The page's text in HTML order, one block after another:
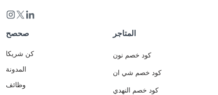
صحصح
كن شريكا
المدونة
وظائف
المتاجر
كود خصم نون
كود خصم شي ان
كود خصم النهدي